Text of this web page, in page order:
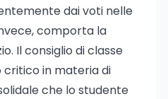
dai voti nelle
comporta la
Il consiglio di classe
critico in materia di
che lo studente